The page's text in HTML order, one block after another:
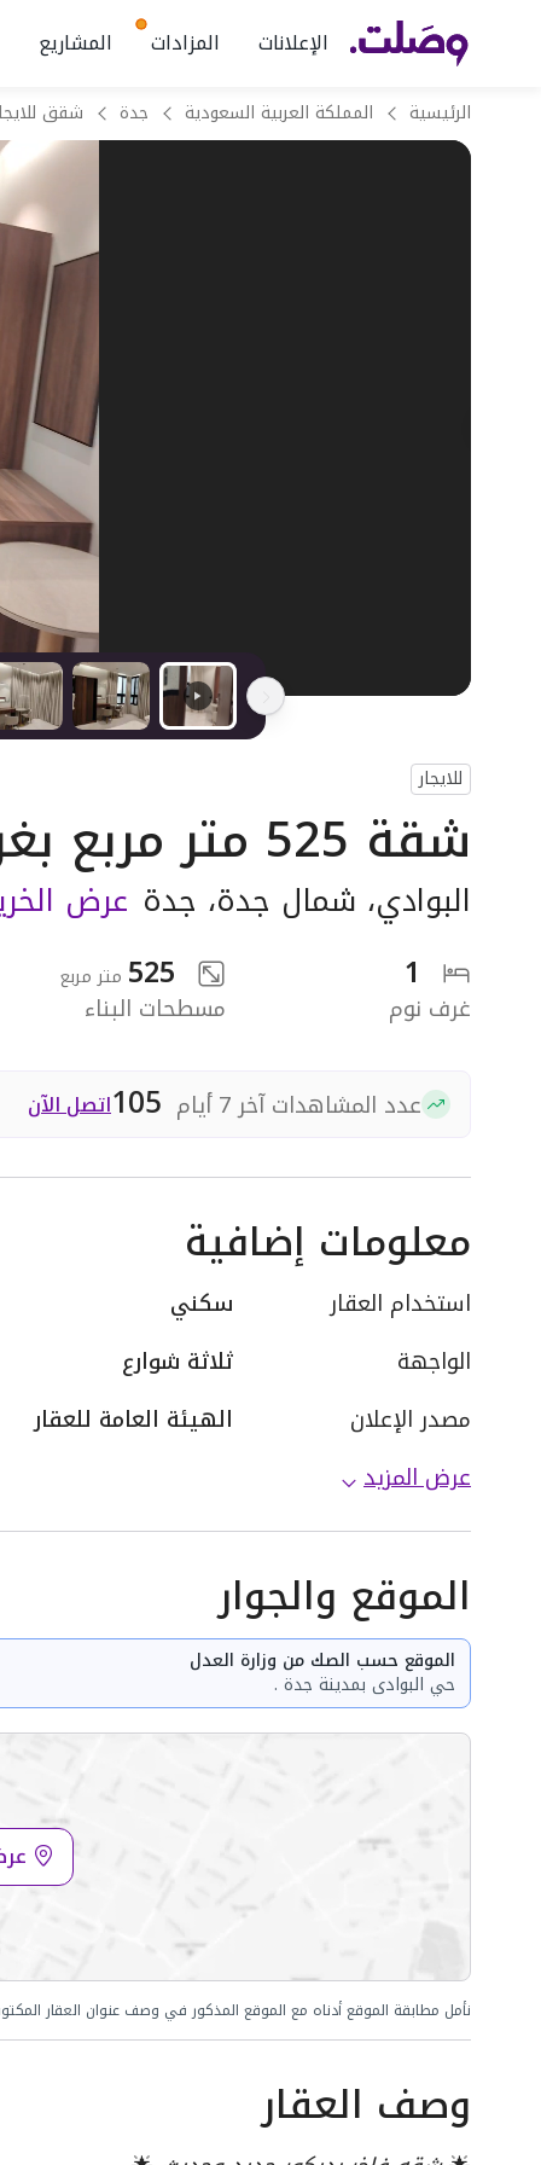
الإعلانات المزادات المشاريع
الرئيسية المملكة العربية السعودية جدة
للايجار
شقة 525 متر مربع بغرفة
البوادي، شمال جدة، جدة عرض
1
غرف نوم
525 متر مربع
مسطحات البناء
عدد المشاهدات آخر 7 أيام 105اتصل الآن
معلومات إضافية
استخدام العقار سكني
الواجهة
ثلاثة شوارع
مصدر الإعلان
الهيئة العامة للعقار
عرض المزيد
الموقع والجوار
الموقع حسب الصك من وزارة العدل
حي البوادى بمدينة جدة .
نأمل مطابقة الموقع أدناه مع الموقع المذكور في وصف عنوان العقار
وصف العقار